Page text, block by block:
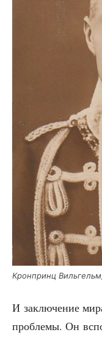
Крон­принц
И заклю­че­ние
про­бле­мы. Он